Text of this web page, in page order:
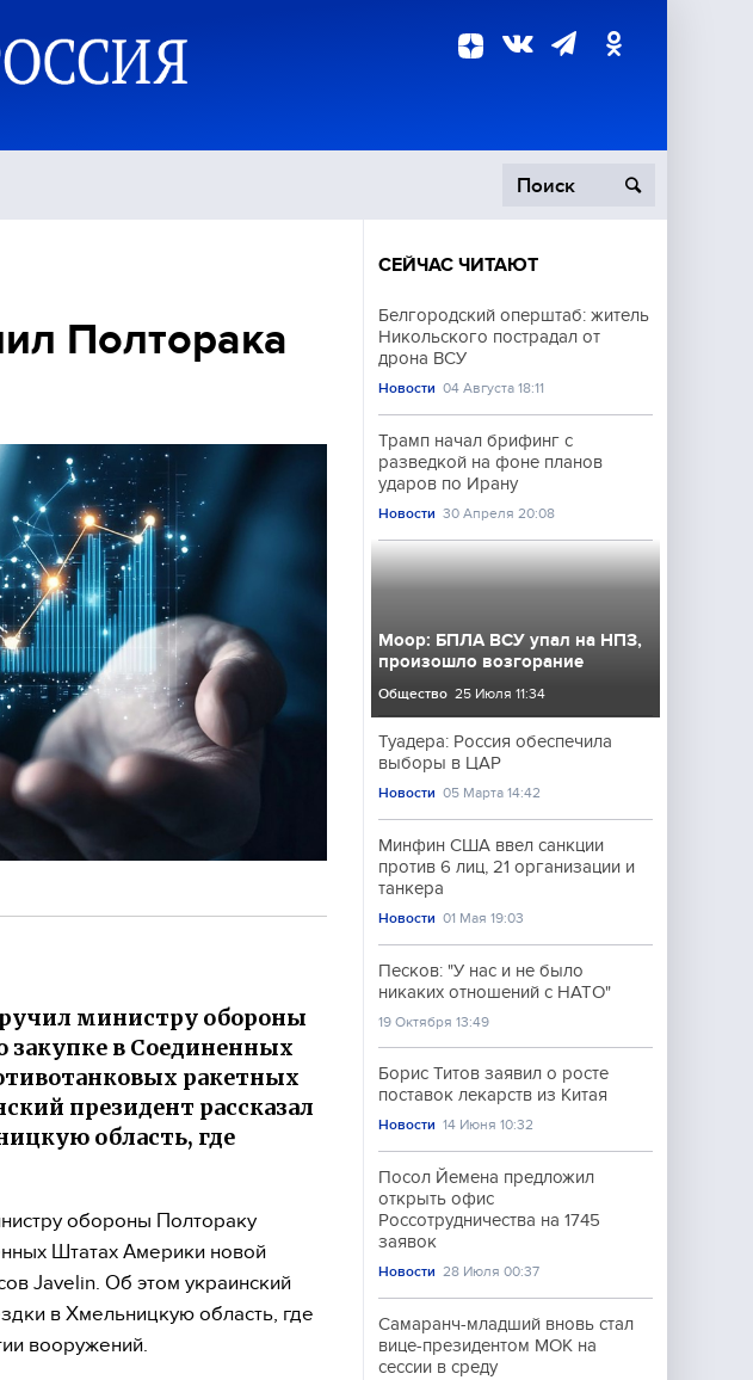
Происшествия
Полторака
министру обороны
закупке в Соединенных
ракетных
президент рассказал
область, где
обороны Полтораку
Штатах Америки новой
Javelin. Об этом украинский
в Хмельницкую область, где
вооружений.
СЕЙЧАС ЧИТАЮТ
Белгородский оперштаб: житель
Никольского пострадал от
дрона ВСУ
Новости 04 Августа 18:11
Трамп начал брифинг с
разведкой на фоне планов
ударов по Ирану
Новости 30 Апреля 20:08
Моор: БПЛА ВСУ упал на НПЗ,
произошло возгорание
Общество 25 Июля 11:34
Туадера: Россия обеспечила
выборы в ЦАР
Новости 05 Марта 14:42
Минфин США ввел санкции
против 6 лиц, 21 организации и
танкера
Новости 01 Мая 19:03
Песков: "У нас и не было
никаких отношений с НАТО"
19 Октября 13:49
Борис Титов заявил о росте
поставок лекарств из Китая
Новости 14 Июня 10:32
Посол Йемена предложил
открыть офис
Россотрудничества на 1745
заявок
Новости 28 Июля 00:37
Самаранч-младший вновь стал
вице-президентом МОК на
сессии в среду